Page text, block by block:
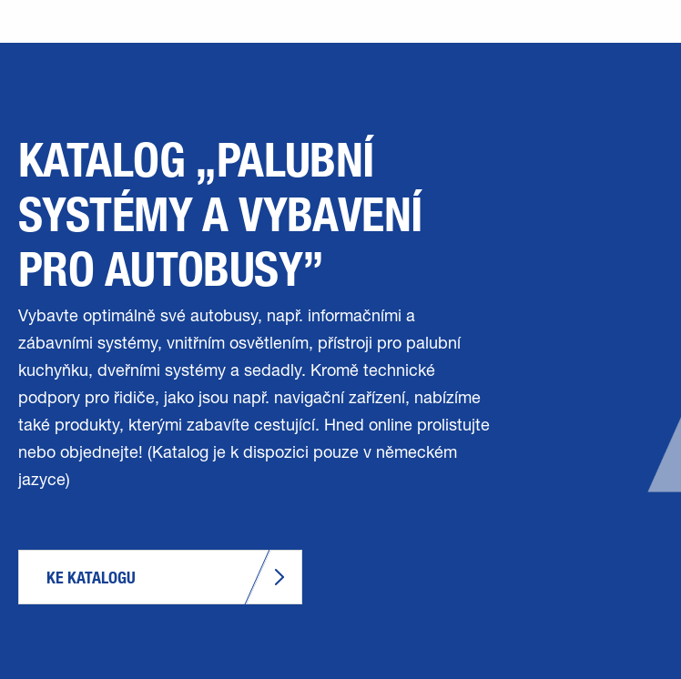
KATALOG „PALUBNÍ
SYSTÉMY A VYBAVENÍ
PRO AUTOBUSY”
Vybavte optimálně své autobusy, např. informačními a
zábavními systémy, vnitřním osvětlením, přístroji pro palubní
kuchyňku, dveřními systémy a sedadly. Kromě technické
podpory pro řidiče, jako jsou např. navigační zařízení, nabízíme
také produkty, kterými zabavíte cestující. Hned online prolistujte
nebo objednejte! (Katalog je k dispozici pouze v německém
jazyce)
KE KATALOGU